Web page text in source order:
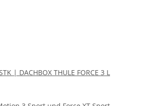
| DACHBOX THULE FORCE 3 L